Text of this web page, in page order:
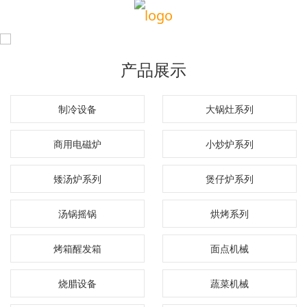
产品展示
制冷设备 大锅灶系列
商用电磁炉 小炒炉系列
矮汤炉系列 煲仔炉系列
汤锅摇锅 烘烤系列
烤箱醒发箱 面点机械
烧腊设备 蔬菜机械